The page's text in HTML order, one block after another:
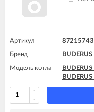
Артикул
Бренд BUDERUS
Модель котла